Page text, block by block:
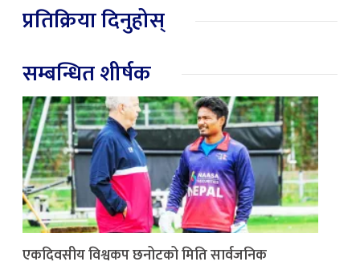
प्रतिक्रिया दिनुहोस्
सम्बन्धित शीर्षक
एकदिवसीय विश्वकप छनोटको मिति सार्वजनिक